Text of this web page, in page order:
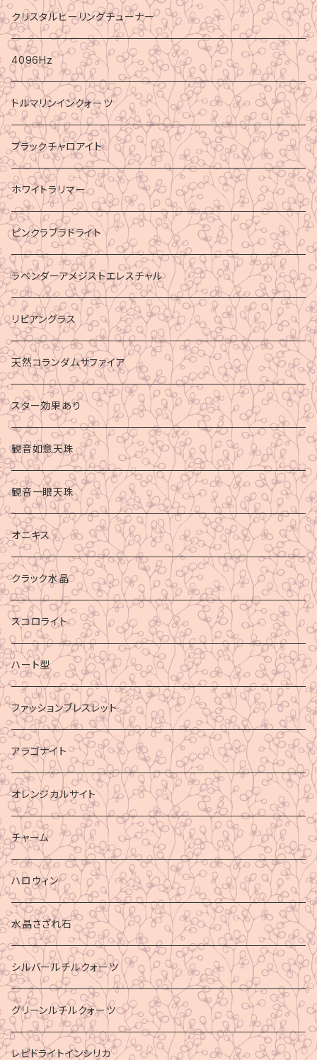
クリスタルヒーリングチューナー
4096Hz
トルマリンインクォーツ
ブラックチャロアイト
ホワイトラリマー
ピンクラブラドライト
ラベンダーアメジストエレスチャル
リビアングラス
天然コランダムサファイア
スター効果あり
観音如意天珠
観音一眼天珠
オニキス
クラック水晶
スコロライト
ハート型
ファッションブレスレット
アラゴナイト
オレンジカルサイト
チャーム
ハロウィン
水晶さざれ石
シルバールチルクォーツ
グリーンルチルクォーツ
レピドライトインシリカ